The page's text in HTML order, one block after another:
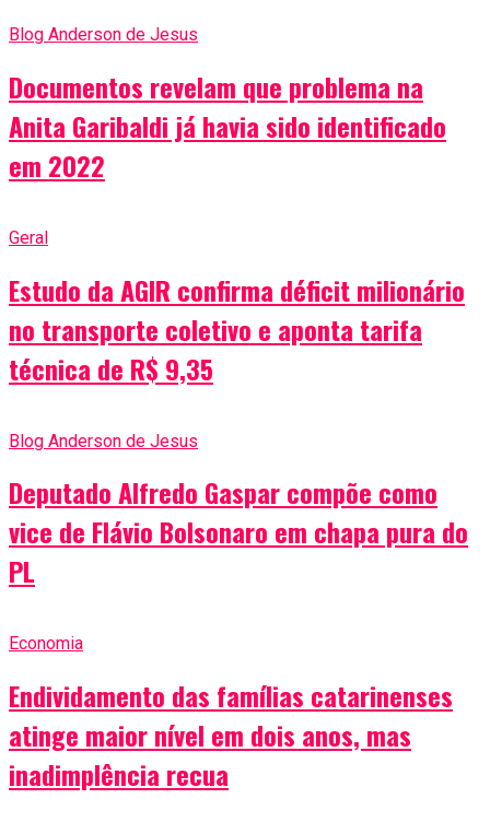
Blog Anderson de Jesus
Documentos revelam que problema na
Anita Garibaldi já havia sido identificado
em 2022
Geral
Estudo da AGIR confirma déficit milionário
no transporte coletivo e aponta tarifa
técnica de R$ 9,35
Blog Anderson de Jesus
Deputado Alfredo Gaspar compõe como
vice de Flávio Bolsonaro em chapa pura do
PL
Economia
Endividamento das famílias catarinenses
atinge maior nível em dois anos, mas
inadimplência recua